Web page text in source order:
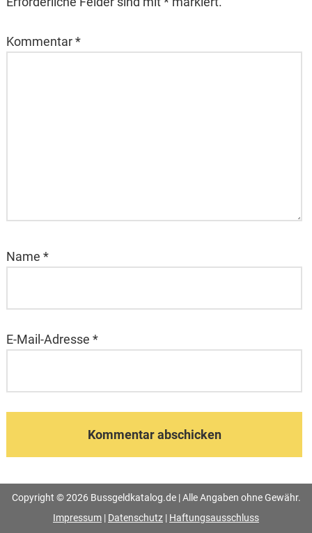
Kommentar*
Name *
E-Mail-Adresse *
Copyright © 2026 Bussgeldkatalog.de | Alle Angaben ohne Gewähr.
Impressum | Datenschutz | Haftungsausschluss